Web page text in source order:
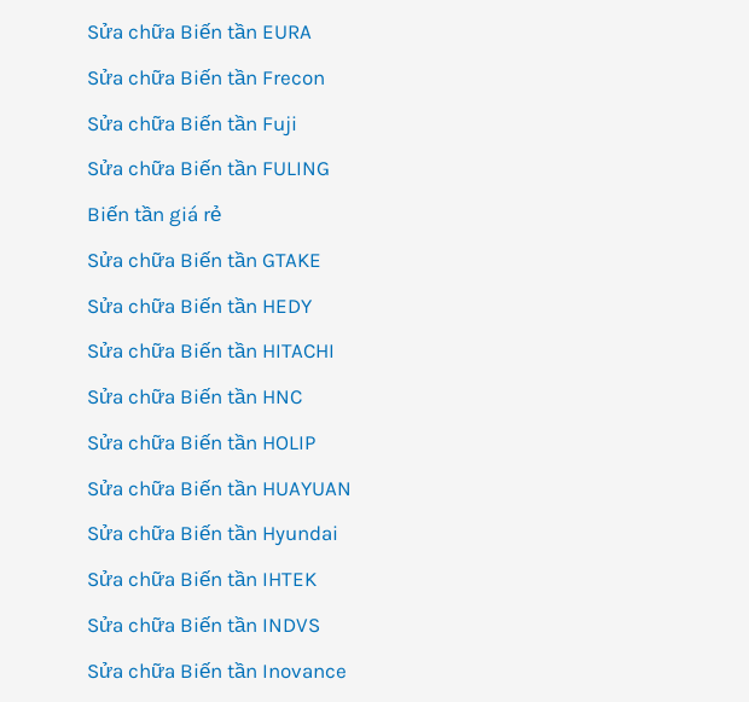
Sửa chữa Biến tần EURA
Sửa chữa Biến tần Frecon
Sửa chữa Biến tần Fuji
Sửa chữa Biến tần FULING
Biến tần giá rẻ
Sửa chữa Biến tần GTAKE
Sửa chữa Biến tần HEDY
Sửa chữa Biến tần HITACHI
Sửa chữa Biến tần HNC
Sửa chữa Biến tần HOLIP
Sửa chữa Biến tần HUAYUAN
Sửa chữa Biến tần Hyundai
Sửa chữa Biến tần IHTEK
Sửa chữa Biến tần INDVS
Sửa chữa Biến tần Inovance